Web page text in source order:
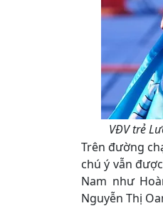
VĐV trẻ
Trên đường
chú ý vẫn
Nam như
Nguyễn Thị